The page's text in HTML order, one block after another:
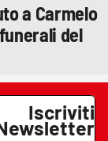
a Carmelo
del
Iscriviti